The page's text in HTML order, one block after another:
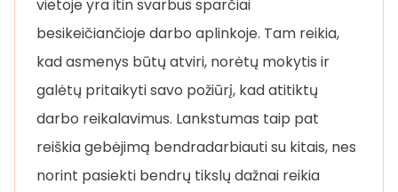
vietoje yra itin svarbus sparčiai
besikeičiančioje darbo aplinkoje. Tam reikia,
kad asmenys būtų atviri, norėtų mokytis ir
galėtų pritaikyti savo požiūrį, kad atitiktų
darbo reikalavimus. Lankstumas taip pat
reiškia gebėjimą bendradarbiauti su kitais, nes
norint pasiekti bendrų tikslų dažnai reikia